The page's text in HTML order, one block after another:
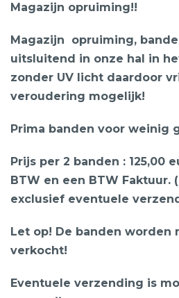
Magazijn opruiming!!
Magazijn opruiming,
uitsluitend in onze hal in
zonder UV licht daardoor
veroudering mogelijk!
Prima banden voor weinig
Prijs per 2 banden : 125,00
BTW en een BTW Faktuur.
exclusief eventuele
Let op! De banden worden
verkocht!
Eventuele verzending is